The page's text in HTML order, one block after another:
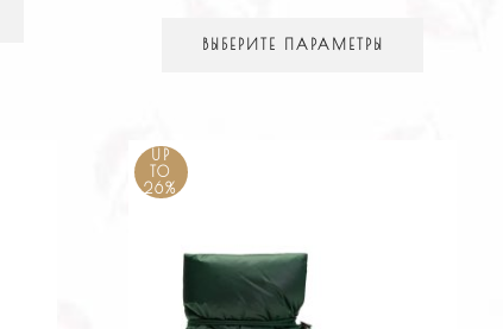
ВЫБЕРИТЕ ПАРАМЕТРЫ
UP
TO
26%